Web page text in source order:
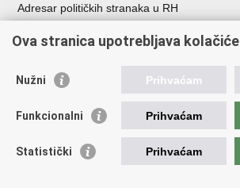
Adresar političkih stranaka u RH
Besplatni telefoni javne uprave
Važne poveznice
Vlada Republike Hrvatske
Savjet za nacionalne manjine
Ova stranica upotrebljava kolačiće
Nužni Prihvaćam
Funkcionalni Prihvaćam
Statistički Prihvaćam